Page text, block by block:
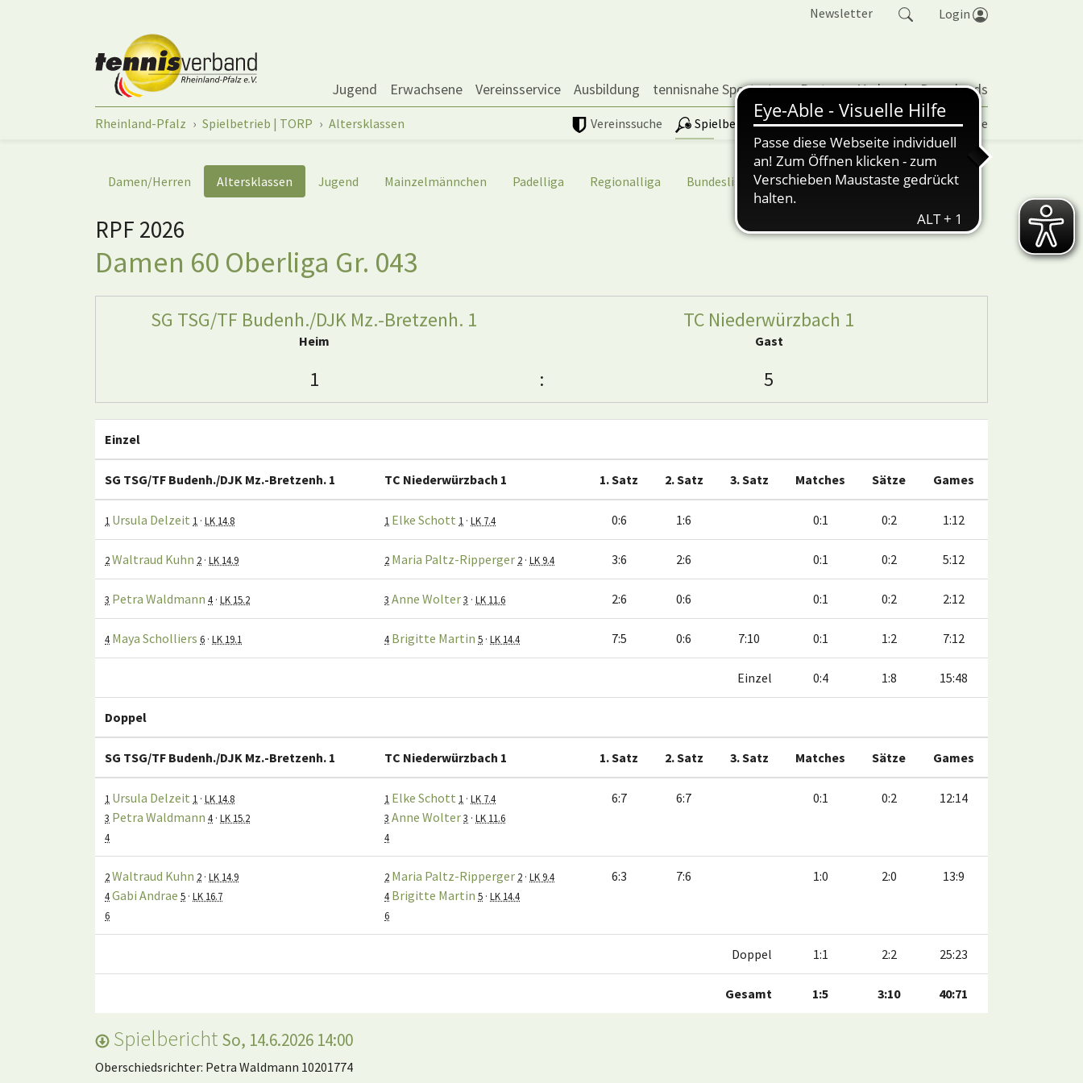
Newsletter Login
Jugend Erwachsene Vereinsservice Ausbildung tennisnahe Sportarten Partner Verband Downloads
Vereinssuche Spielbetrieb | TORP Vereinspokal Turniere
Sie sind hier:
Rheinland-Pfalz Spielbetrieb | TORP Altersklassen
Damen/Herren Altersklassen Jugend Mainzelmännchen Padelliga Regionalliga Bundesliga nuScore
RPF 2026
Damen 60 Oberliga Gr. 043
SG TSG/TF Budenh./DJK Mz.-Bretzenh. 1
Heim
TC Niederwürzbach 1
Gast
1 : 5
Einzel
SG TSG/TF Budenh./DJK Mz.-Bretzenh. 1 TC Niederwürzbach 1 1. Satz 2. Satz 3. Satz Matches Sätze Games
1 Ursula Delzeit 1 · LK 14.8 1 Elke Schott 1 · LK 7.4 0:6 1:6 0:1 0:2 1:12
2Waltraud Kuhn 2 · LK 14.9 2 Maria Paltz-Ripperger 2 · LK 9.4 3:6 2:6 0:1 0:2 5:12
3 Petra Waldmann 4 · LK 15.2 3 Anne Wolter3 · LK 11.6 2:6 0:6 0:1 0:2 2:12
4 Maya Scholliers 6 · LK 19.1 4 Brigitte Martin 5 · LK 14.4 7:5 0:6 7:10 0:1 1:2 7:12
Einzel 0:4 1:8 15:48
Doppel
SG TSG/TF Budenh./DJK Mz.-Bretzenh. 1 TC Niederwürzbach 1 1. Satz 2. Satz 3. Satz Matches Sätze Games
1 Ursula Delzeit 1 · LK 14.8
3 Petra Waldmann 4 · LK 15.2
4
1 Elke Schott 1 · LK 7.4
3 Anne Wolter3 · LK 11.6
4
6:7 6:7 0:1 0:2 12:14
2Waltraud Kuhn 2 · LK 14.9
4Gabi Andrae 5 · LK 16.7
6
2 Maria Paltz-Ripperger 2 · LK 9.4
4 Brigitte Martin 5 · LK 14.4
6
6:3 7:6 1:0 2:0 13:9
Doppel 1:1 2:2 25:23
Gesamt 1:5 3:10 40:71
Spielbericht So, 14.6.2026 14:00
Oberschiedsrichter: Petra Waldmann 10201774